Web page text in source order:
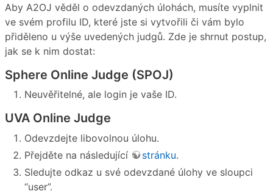
Aby A2OJ věděl o odevzdaných úlohách, musíte vyplnit
ve svém profilu ID, které jste si vytvořili či vám bylo
přiděleno u výše uvedených judgů. Zde je shrnut postup,
jak se k nim dostat:
Sphere Online Judge (SPOJ)
Neuvěřitelné, ale login je vaše ID.
UVA Online Judge
Odevzdejte libovolnou úlohu.
Přejděte na následující
stránku.
Sledujte odkaz u své odevzdané úlohy ve sloupci
“user”.